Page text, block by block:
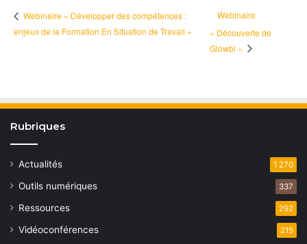
Webinaire « Développer des compétences :
enjeux de la Formation En Situation de Travail »
Webinaire
« Découverte de
Glowbl »
Rubriques
Actualités 1 270
Outils numériques 337
Ressources 292
Vidéoconférences 215